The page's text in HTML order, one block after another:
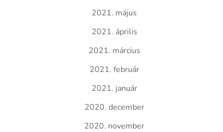
2021. május
2021. április
2021. március
2021. február
2021. január
2020. december
2020. november